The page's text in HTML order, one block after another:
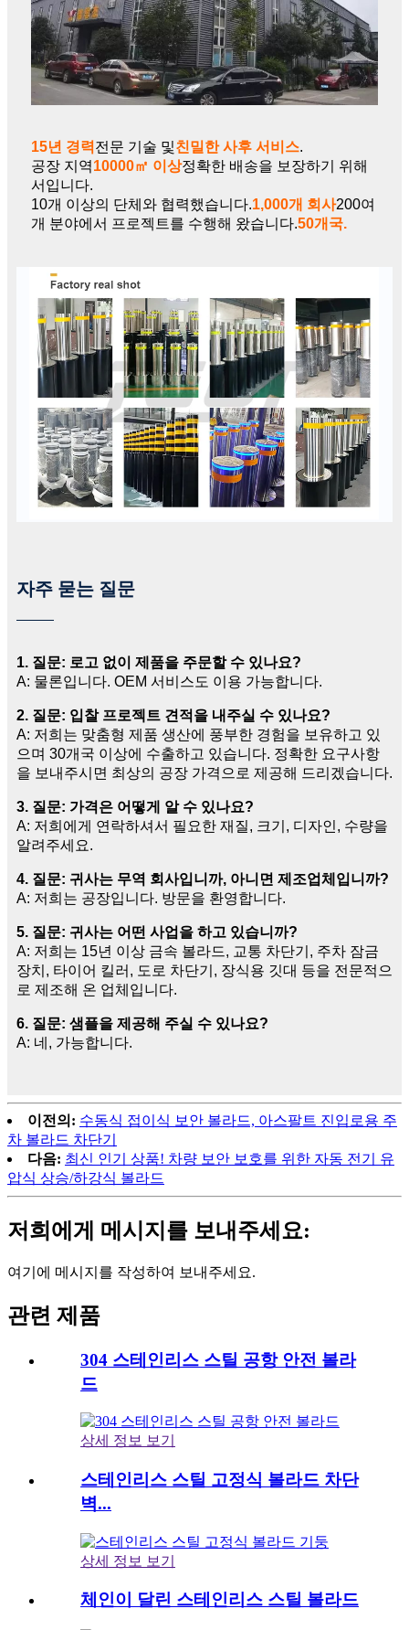
15년 경력전문 기술 및친밀한 사후 서비스.
공장 지역10000㎡ 이상정확한 배송을 보장하기 위해
서입니다.
10개 이상의 단체와 협력했습니다.1,000개 회사200여
개 분야에서 프로젝트를 수행해 왔습니다.50개국.
자주 묻는 질문
1. 질문: 로고 없이 제품을 주문할 수 있나요?
A: 물론입니다. OEM 서비스도 이용 가능합니다.
2. 질문: 입찰 프로젝트 견적을 내주실 수 있나요?
A: 저희는 맞춤형 제품 생산에 풍부한 경험을 보유하고 있
으며 30개국 이상에 수출하고 있습니다. 정확한 요구사항
을 보내주시면 최상의 공장 가격으로 제공해 드리겠습니다.
3. 질문: 가격은 어떻게 알 수 있나요?
A: 저희에게 연락하셔서 필요한 재질, 크기, 디자인, 수량을
알려주세요.
4. 질문: 귀사는 무역 회사입니까, 아니면 제조업체입니까?
A: 저희는 공장입니다. 방문을 환영합니다.
5. 질문: 귀사는 어떤 사업을 하고 있습니까?
A: 저희는 15년 이상 금속 볼라드, 교통 차단기, 주차 잠금
장치, 타이어 킬러, 도로 차단기, 장식용 깃대 등을 전문적으
로 제조해 온 업체입니다.
6. 질문: 샘플을 제공해 주실 수 있나요?
A: 네, 가능합니다.
이전의: 수동식 접이식 보안 볼라드, 아스팔트 진입로용 주
차 볼라드 차단기
다음: 최신 인기 상품! 차량 보안 보호를 위한 자동 전기 유
압식 상승/하강식 볼라드
저희에게 메시지를 보내주세요:
여기에 메시지를 작성하여 보내주세요.
관련 제품
304 스테인리스 스틸 공항 안전 볼라
드
상세 정보 보기
스테인리스 스틸 고정식 볼라드 차단
벽...
상세 정보 보기
체인이 달린 스테인리스 스틸 볼라드